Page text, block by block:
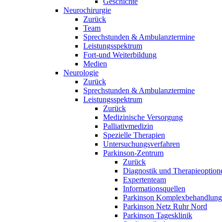
Neurochirurgie
Zurück
Team
Sprechstunden & Ambulanztermine
Leistungsspektrum
Fort-und Weiterbildung
Medien
Neurologie
Zurück
Sprechstunden & Ambulanztermine
Leistungsspektrum
Zurück
Medizinische Versorgung
Palliativmedizin
Spezielle Therapien
Untersuchungsverfahren
Parkinson-Zentrum
Zurück
Diagnostik und
Expertenteam
Informationsquellen
Parkinson Komplexbehandlung
Parkinson Netz Ruhr Nord
Parkinson Tagesklinik